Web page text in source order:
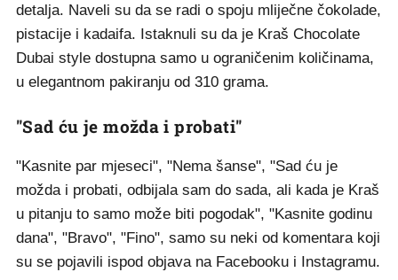
detalja. Naveli su da se radi o spoju mliječne čokolade,
pistacije i kadaifa. Istaknuli su da je Kraš Chocolate
Dubai style dostupna samo u ograničenim količinama,
u elegantnom pakiranju od 310 grama.
"Sad ću je možda i probati"
"Kasnite par mjeseci", "Nema šanse", "Sad ću je
možda i probati, odbijala sam do sada, ali kada je Kraš
u pitanju to samo može biti pogodak", "Kasnite godinu
dana", "Bravo", "Fino", samo su neki od komentara koji
su se pojavili ispod objava na Facebooku i Instagramu.